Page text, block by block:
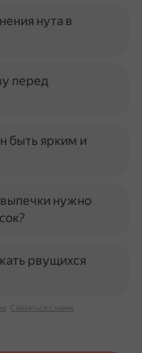
нута в
перед
быть ярким и
нужно
рвущихся
Связаться с нами